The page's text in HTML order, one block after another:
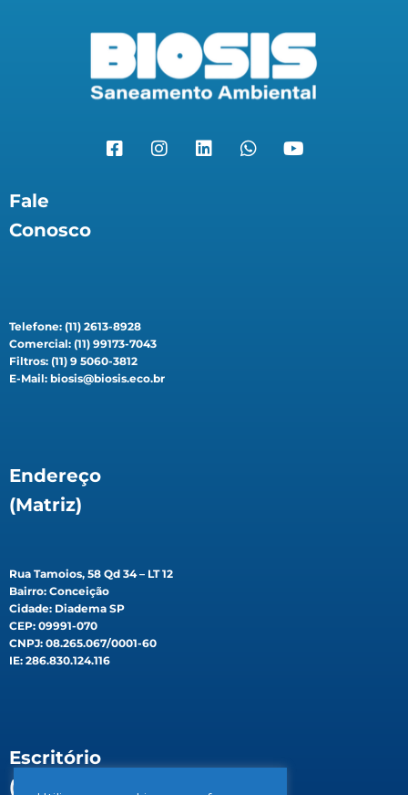
Fale
Conosco
Telefone: (11) 2613-8928
Comercial: (11) 99173-7043
Filtros: (11) 9 5060-3812
E-Mail: biosis@biosis.eco.br
Endereço
(Matriz)
Rua Tamoios, 58 Qd 34 – LT 12
Bairro: Conceição
Cidade: Diadema SP
CEP: 09991-070
CNPJ: 08.265.067/0001-60
IE: 286.830.124.116
Escritório
(Filial)